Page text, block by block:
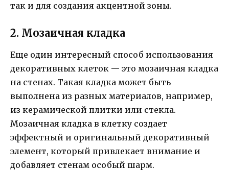
так и для создания акцентной зоны.
2. Мозаичная кладка
Еще один интересный способ использования
декоративных клеток — это мозаичная кладка
на стенах. Такая кладка может быть
выполнена из разных материалов, например,
из керамической плитки или стекла.
Мозаичная кладка в клетку создает
эффектный и оригинальный декоративный
элемент, который привлекает внимание и
добавляет стенам особый шарм.